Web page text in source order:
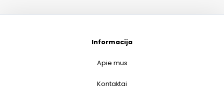
Informacija
Apie mus
Kontaktai